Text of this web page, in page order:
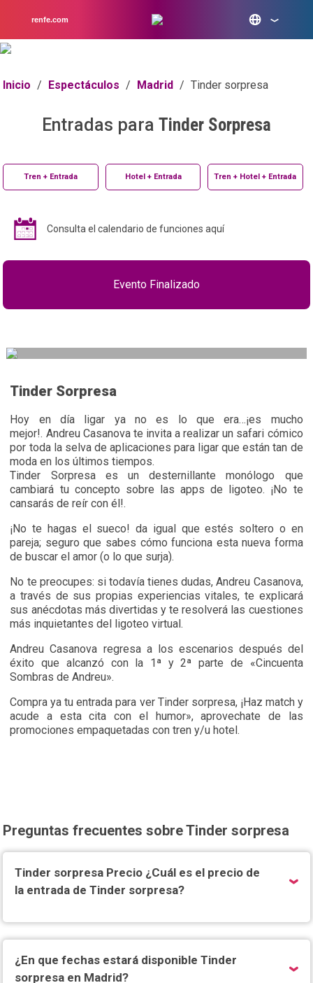
renfe.com
Inicio / Espectáculos / Madrid / Tinder sorpresa
Entradas para Tinder Sorpresa
Tren + Entrada Hotel + Entrada Tren + Hotel + Entrada
Consulta el calendario de funciones aquí
Evento Finalizado
Tinder Sorpresa
Hoy en día ligar ya no es lo que era…¡es mucho
mejor!. Andreu Casanovate invita a realizar un safari cómico
por toda la selva de aplicaciones para ligar que están tan de
moda en los últimos tiempos.
Tinder Sorpresaes un desternillante monólogo que
cambiará tu concepto sobre las apps de ligoteo. ¡No te
cansarás de reír con él!.
¡No te hagas el sueco! da igual que estés soltero o en
pareja; seguro que sabes cómo funciona esta nueva forma
de buscar el amor (o lo que surja).
No te preocupes: si todavía tienes dudas,Andreu Casanova,
a través de sus propias experiencias vitales, te explicará
sus anécdotas más divertidas y te resolverá las cuestiones
más inquietantes del ligoteo virtual.
Andreu Casanova regresa a los escenarios después del
éxito que alcanzó con la 1ª y 2ª parte de «Cincuenta
Sombras de Andreu».
Compra ya tu entrada para ver Tinder sorpresa, ¡Haz match y
acude a esta cita con el humor», aprovechate de las
promociones empaquetadas con tren y/u hotel.
Preguntas frecuentes sobre Tinder sorpresa
Tinder sorpresa Precio ¿Cuál es el precio de
la entrada de Tinder sorpresa?
¿En que fechas estará disponible Tinder
sorpresa en Madrid?